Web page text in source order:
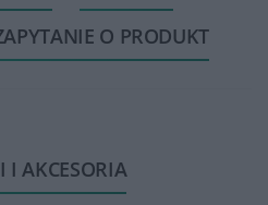
O PRODUKT
I AKCESORIA